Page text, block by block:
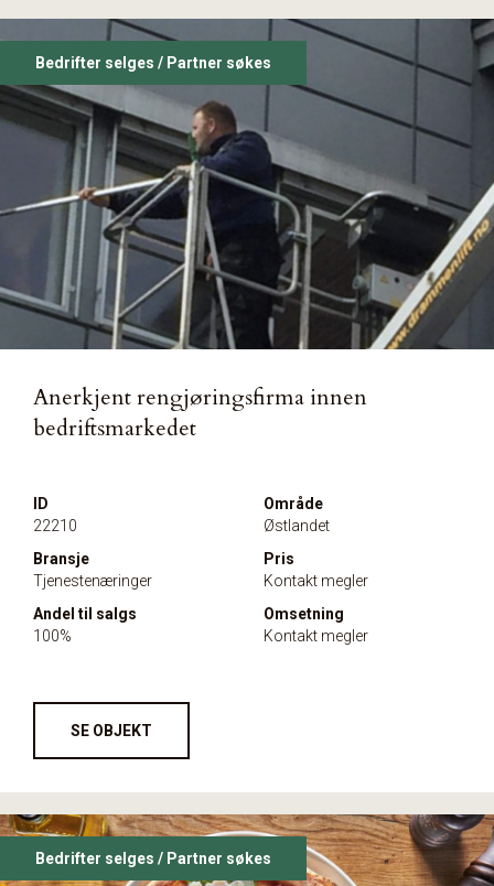
Anerkjent rengjøringsfirma innen
bedriftsmarkedet
ID
22210
Område
Østlandet
Bransje
Tjenestenæringer
Pris
Kontakt megler
Andel til salgs
100%
Omsetning
Kontakt megler
SE OBJEKT
Bedrifter selges / Partner søkes
Bedrifter selges / Partner søkes